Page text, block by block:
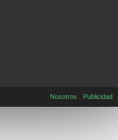
Nosotros Publicidad